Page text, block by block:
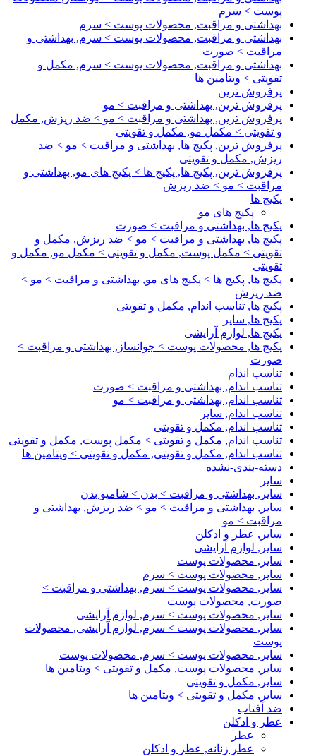
پوست > سرم
بهداشتی و مراقبت, محصولات پوست > سرم
بهداشتی و مراقبت, محصولات پوست > سرم, بهداشتی و
مراقبت > صورت
بهداشتی و مراقبت, محصولات پوست > سرم, مکمل و
تقویتی > ویتامین ها
پرفروش ترین
پرفروش ترین, بهداشتی و مراقبت > مو
پرفروش ترین, بهداشتی و مراقبت > مو > ضد ریزش, مکمل
و تقویتی > مکمل مو, مکمل و تقویتی
پرفروش ترین, پکیج ها, بهداشتی و مراقبت > مو > ضد
ریزش, مکمل و تقویتی
پرفروش ترین, پکیج ها, پکیج ها > پکیج های مو, بهداشتی و
مراقبت > مو > ضد ریزش
پکیج ها
پکیج های مو
پکیج ها, بهداشتی و مراقبت > صورت
پکیج ها, بهداشتی و مراقبت > مو > ضد ریزش, مکمل و
تقویتی > مکمل پوست, مکمل و تقویتی > مکمل مو, مکمل و
تقویتی
پکیج ها, پکیج ها > پکیج های مو, بهداشتی و مراقبت > مو >
ضد ریزش
پکیج ها, تناسب اندام, مکمل و تقویتی
پکیج ها, سایر
پکیج ها, لوازم آرایشی
پکیج ها, محصولات پوست > جوانساز, بهداشتی و مراقبت >
صورت
تناسب اندام
تناسب اندام, بهداشتی و مراقبت > صورت
تناسب اندام, بهداشتی و مراقبت > مو
تناسب اندام, سایر
تناسب اندام, مکمل و تقویتی
تناسب اندام, مکمل و تقویتی > مکمل پوست, مکمل و تقویتی
تناسب اندام, مکمل و تقویتی, مکمل و تقویتی > ویتامین ها
دسته-بندی-نشده
سایر
سایر, بهداشتی و مراقبت > بدن > شامپو بدن
سایر, بهداشتی و مراقبت > مو > ضد ریزش, بهداشتی و
مراقبت > مو
سایر, عطر و ادکلن
سایر, لوازم آرایشی
سایر, محصولات پوست
سایر, محصولات پوست > سرم
سایر, محصولات پوست > سرم, بهداشتی و مراقبت >
صورت, محصولات پوست
سایر, محصولات پوست > سرم, لوازم آرایشی
سایر, محصولات پوست > سرم, لوازم آرایشی, محصولات
پوست
سایر, محصولات پوست > سرم, محصولات پوست
سایر, محصولات پوست, مکمل و تقویتی > ویتامین ها
سایر, مکمل و تقویتی
سایر, مکمل و تقویتی > ویتامین ها
ضد آفتاب
عطر و ادکلن
عطر
عطر زنانه, عطر و ادکلن